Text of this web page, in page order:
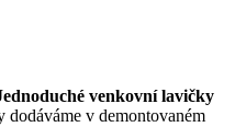
venkovní lavičky
v demontovaném